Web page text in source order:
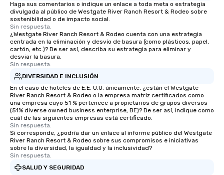
Haga sus comentarios o indique un enlace a toda meta o estrategia
divulgada al público de Westgate River Ranch Resort & Rodeo sobre
sostenibilidad o de impacto social.
Sin respuesta.
¿Westgate River Ranch Resort & Rodeo cuenta con una estrategia
centrada en la eliminación y desvío de basura (como plásticos, papel,
cartón, etc.)? De ser así, describa su estrategia para eliminar y
desviar la basura.
Sin respuesta.
DIVERSIDAD E INCLUSIÓN
En el caso de hoteles de E.E. U.U. únicamente, ¿están el Westgate
River Ranch Resort & Rodeo o la empresa matriz certificados como
una empresa cuyo 51 % pertenece a propietarios de grupos diversos
(51% diverse owned business enterprise, BE)? De ser así, indique como
cuál de las siguientes empresas está certificado.
Sin respuesta.
Si corresponde, ¿podría dar un enlace al informe público del Westgate
River Ranch Resort & Rodeo sobre sus compromisos e iniciativas
sobre la diversidad, la igualdad y la inclusividad?
Sin respuesta.
SALUD Y SEGURIDAD